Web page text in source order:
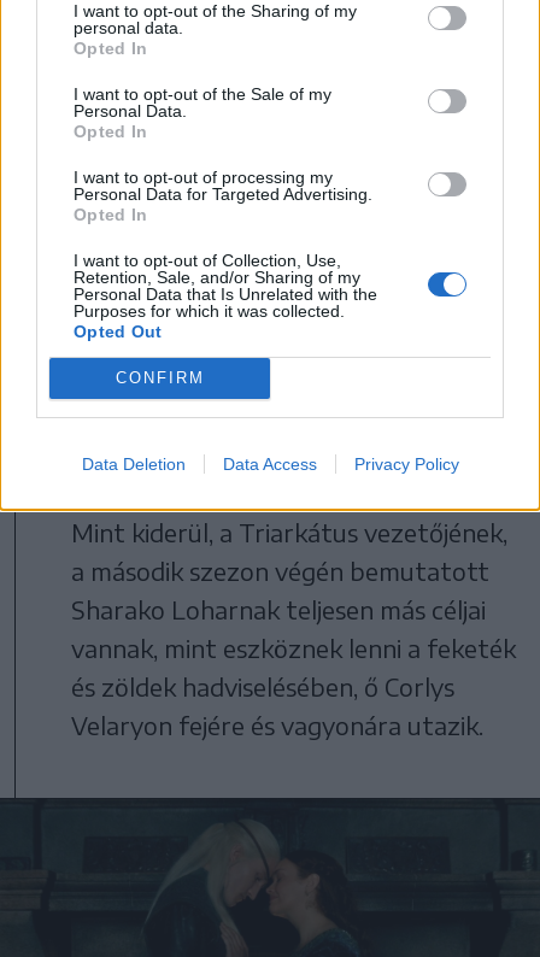
I want to opt-out of the Sharing of my
personal data.
Opted In
I want to opt-out of the Sale of my
Personal Data.
Opted In
I want to opt-out of processing my
Personal Data for Targeted Advertising.
Opted In
I want to opt-out of Collection, Use,
Retention, Sale, and/or Sharing of my
Personal Data that Is Unrelated with the
Purposes for which it was collected.
Opted Out
CONFIRM
Data Deletion Data Access Privacy Policy
FOTÓ: HBO MAX
Alicent levelet küld a Sárkányok
háborújába seregével becsatlakozni
készülő Ormund Hightowernek,
eközben pedig Corlys Velaryon és
fattya Burokparti Alyn a jövőjükről
beszélgetnek, miközben a Lannister és
ezáltal a zöldek szövetségesévé vált
Triarkátus hajói lerohanják a
Velaryonok székhelyéül szolgáló
Hullámtörőt, ami tengeri védvonalként
Mint kiderül, a Triarkátus vezetőjének,
a második szezon végén bemutatott
Sharako Loharnak teljesen más céljai
vannak, mint eszköznek lenni a feketék
és zöldek hadviselésében, ő Corlys
Velaryon fejére és vagyonára utazik.